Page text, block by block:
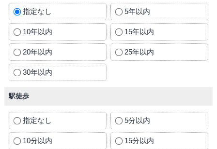
指定なし 5年以内
10年以内 15年以内
20年以内 25年以内
30年以内
駅徒歩
指定なし 5分以内
10分以内 15分以内